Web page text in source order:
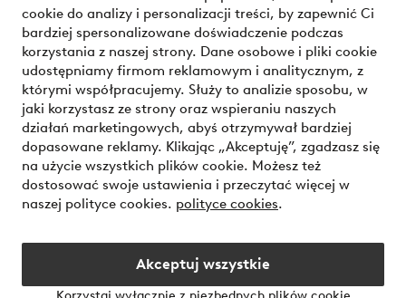
cookie do analizy i personalizacji treści, by zapewnić Ci
bardziej spersonalizowane doświadczenie podczas
korzystania z naszej strony. Dane osobowe i pliki cookie
udostępniamy firmom reklamowym i analitycznym, z
którymi współpracujemy. Służy to analizie sposobu, w
jaki korzystasz ze strony oraz wspieraniu naszych
działań marketingowych, abyś otrzymywał bardziej
dopasowane reklamy. Klikając „Akceptuję”, zgadzasz się
na użycie wszystkich plików cookie. Możesz też
dostosować swoje ustawienia i przeczytać więcej w
naszej polityce cookies. polityce cookies.
Akceptuj wszystkie
Warunki
Bezpieczne płatności - zapłać teraz lub podziel się
Chcesz dowiedzieć się więcej o naszych opcjach płatności